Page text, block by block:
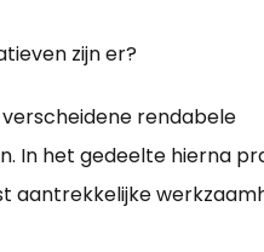
zijn er?
rendabele
In het gedeelte hierna
aantrekkelijke